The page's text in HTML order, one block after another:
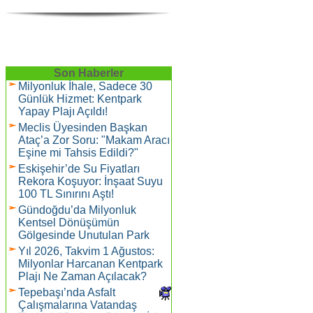
Son Haberler
Milyonluk İhale, Sadece 30
Günlük Hizmet: Kentpark
Yapay Plajı Açıldı!
Meclis Üyesinden Başkan
Ataç’a Zor Soru: "Makam Aracı
Eşine mi Tahsis Edildi?"
Eskişehir’de Su Fiyatları
Rekora Koşuyor: İnşaat Suyu
100 TL Sınırını Aştı!
Gündoğdu’da Milyonluk
Kentsel Dönüşümün
Gölgesinde Unutulan Park
Yıl 2026, Takvim 1 Ağustos:
Milyonlar Harcanan Kentpark
Plajı Ne Zaman Açılacak?
Tepebaşı’nda Asfalt
Çalışmalarına Vatandaş